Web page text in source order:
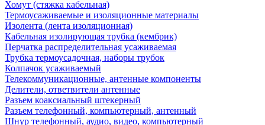
Хомут (стяжка кабельная)
Термоусаживаемые и изоляционные материалы
Изолента (лента изоляционная)
Кабельная изолирующая трубка (кембрик)
Перчатка распределительная усаживаемая
Трубка термоусадочная, наборы трубок
Колпачок усаживаемый
Телекоммуникационные, антенные компоненты
Делители, ответвители антенные
Разъем коаксиальный штекерный
Разъем телефонный, компьютерный, антенный
Шнур телефонный, аудио, видео, компьютерный